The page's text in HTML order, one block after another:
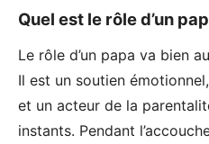
Quel est le rôle d’un
Le rôle d’un papa va bien
Il est un soutien
et un acteur de la
instants. Pendant